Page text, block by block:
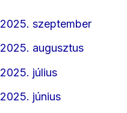
2025. szeptember
2025. augusztus
2025. július
2025. június